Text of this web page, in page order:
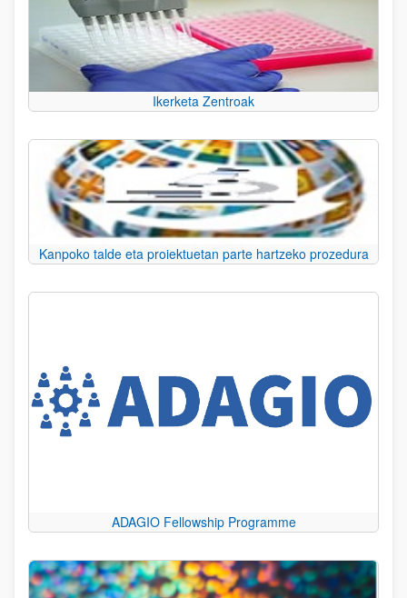
Ikerketa Zentroak
Kanpoko talde eta proiektuetan parte hartzeko prozedura
ADAGIO Fellowship Programme